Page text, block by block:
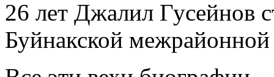
26 лет Джалил Гусейнов
Буйнакской